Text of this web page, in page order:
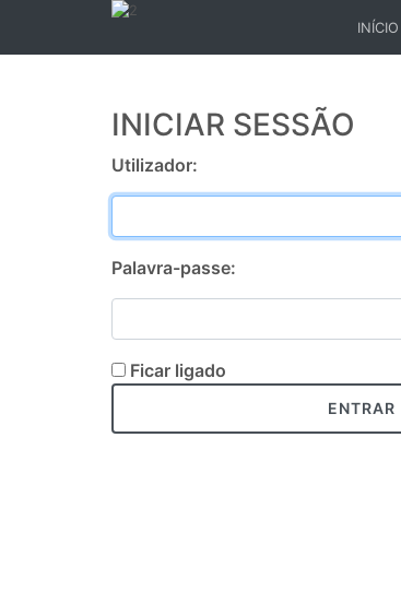
INÍCIO
INICIAR SESSÃO
Utilizador:
Palavra-passe:
Ficar ligado
ENTRAR